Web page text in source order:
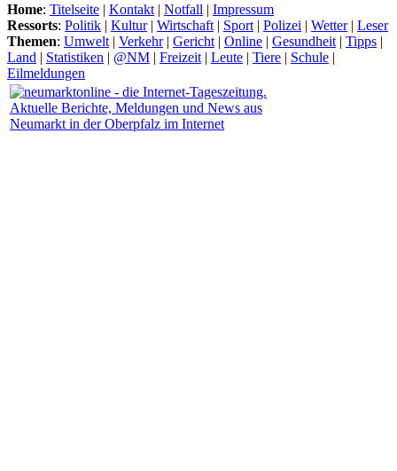
Home: Titelseite | Kontakt | Notfall | Impressum
Ressorts: Politik | Kultur| Wirtschaft | Sport | Polizei | Wetter| Leser
Themen: Umwelt | Verkehr| Gericht | Online | Gesundheit | Tipps |
Land | Statistiken | @NM | Freizeit | Leute | Tiere | Schule |
Eilmeldungen